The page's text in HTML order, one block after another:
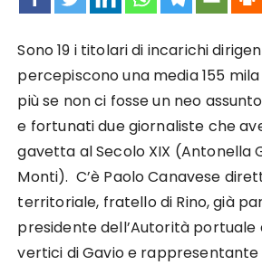
Sono 19 i titolari di incarichi
percepiscono una media 155
più se non ci fosse un neo
e fortunati due giornaliste che
gavetta al Secolo XIX (Antonella
Monti). C’è Paolo Canavese
territoriale, fratello di Rino, già
presidente dell’Autorità portuale
vertici di Gavio e rappresentante